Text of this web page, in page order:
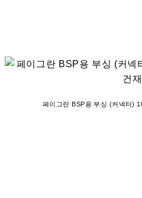
페이그란 BSP용 부싱 (커넥터)